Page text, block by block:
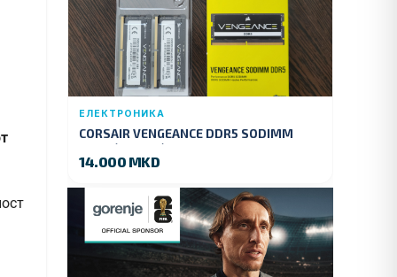
ЕЛЕКТРОНИКА
CORSAIR VENGEANCE DDR5 SODIMM
32GB (2x16GB) DDR5 4800MT/s
14.000 MKD